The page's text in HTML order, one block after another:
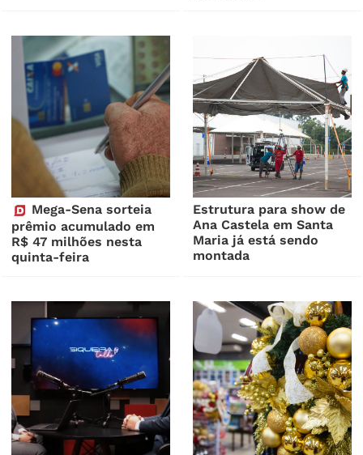
Mega-Sena sorteia
prêmio acumulado em
R$ 47 milhões nesta
quinta-feira
Estrutura para show de
Ana Castela em Santa
Maria já está sendo
montada